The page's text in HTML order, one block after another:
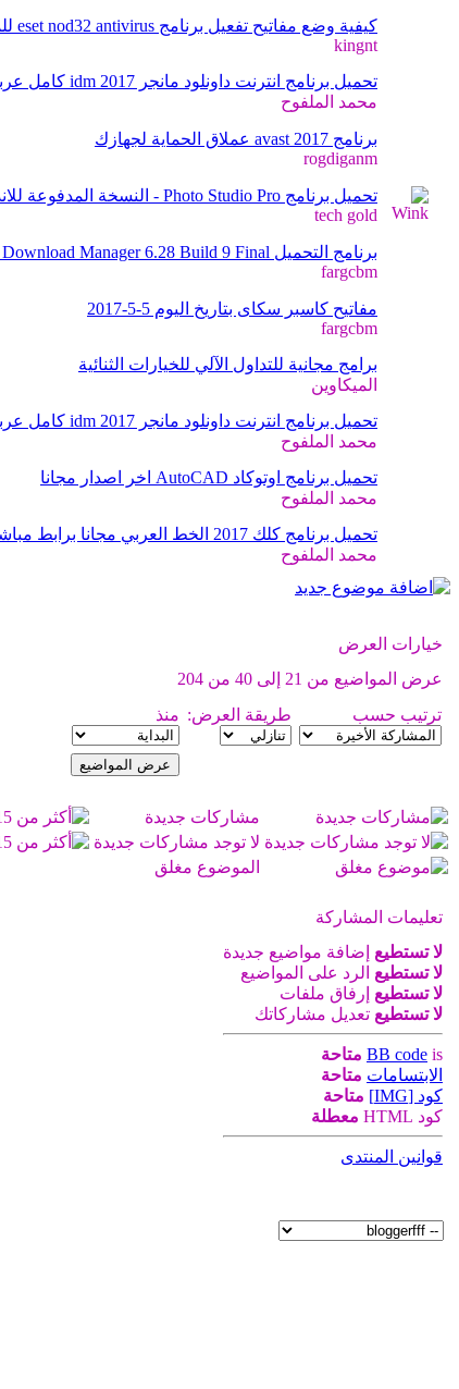
كيفية وضع مفاتيح تفعيل برنامج eset nod32 antivirus للمبتدئين
kingnt
تحميل برنامج انترنت داونلود مانجر 2017 idm كامل عربي مجانا
محمد الملفوح
برنامج avast 2017 عملاق الحماية لجهازك
rogdiganm
تحميل برنامج Photo Studio Pro - النسخة المدفوعة للاندرويد مجانا
tech gold
برنامج التحميل Internet Download Manager 6.28 Build 9 Final كامل
fargcbm
مفاتيح كاسبر سكاى بتاريخ اليوم 5-5-2017
fargcbm
برامج مجانية للتداول الآلي للخيارات الثنائية
الميكاوين
تحميل برنامج انترنت داونلود مانجر 2017 idm كامل عربي مجانا
محمد الملفوح
تحميل برنامج اوتوكاد AutoCAD اخر اصدار مجانا
محمد الملفوح
تحميل برنامج كلك 2017 الخط العربي مجانا برابط مباشر Download Kelk
محمد الملفوح
خيارات العرض
عرض المواضيع من 21 إلى 40 من 204
ترتيب حسب
طريقة العرض: منذ
مشاركات جديدة
لا توجد مشاركات جديدة
الموضوع مغلق
تعليمات المشاركة
لا تستطيع إضافة مواضيع جديدة
لا تستطيع الرد على المواضيع
لا تستطيع إرفاق ملفات
لا تستطيع تعديل مشاركاتك
BB code is
متاحة
الابتسامات متاحة
كود [IMG]
متاحة
كود HTML
معطلة
قوانين المنتدى